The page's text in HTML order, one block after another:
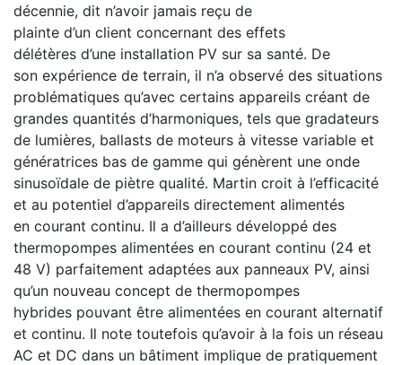
décennie, dit n’avoir jamais reçu de
plainte d’un client concernant des effets
délétères d’une installation PV sur sa santé. De
son expérience de terrain, il n’a observé des situations
problématiques qu’avec certains appareils créant de
grandes quantités d’harmoniques, tels que gradateurs
de lumières, ballasts de moteurs à vitesse variable et
génératrices bas de gamme qui génèrent une onde
sinusoïdale de piètre qualité. Martin croit à l’efficacité
et au potentiel d’appareils directement alimentés
en courant continu. Il a d’ailleurs développé des
thermopompes alimentées en courant continu (24 et
48 V) parfaitement adaptées aux panneaux PV, ainsi
qu’un nouveau concept de thermopompes
hybrides pouvant être alimentées en courant alternatif
et continu. Il note toutefois qu’avoir à la fois un réseau
AC et DC dans un bâtiment implique de pratiquement